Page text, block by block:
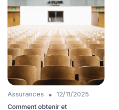
Assurances •
12/11/2025
Comment obtenir et